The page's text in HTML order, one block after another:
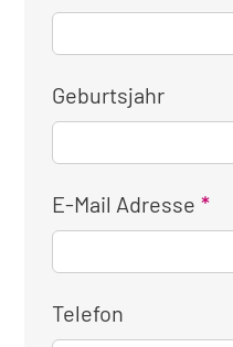
Geburtsjahr
E-Mail Adresse
Telefon